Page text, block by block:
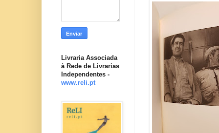
Livraria Associada
à Rede de Livrarias
Independentes -
www.reli.pt